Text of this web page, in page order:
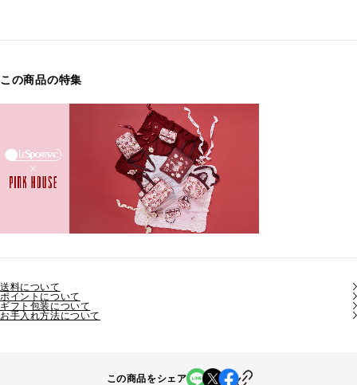
この商品の特集
送料について
ポイントについて
ギフト包装について
お手入れ方法について
この商品をシェア